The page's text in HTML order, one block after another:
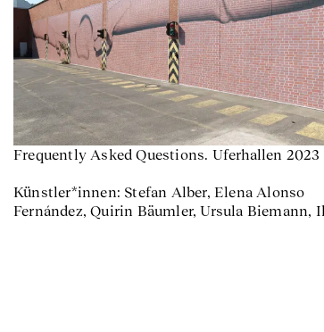
Frequently Asked Questions. Uferhallen 2023
Künstler*innen: Stefan Alber, Elena Alonso
Fernández, Quirin Bäumler, Ursula Biemann,